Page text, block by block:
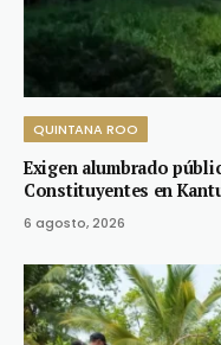
QUINTANA ROO
Exigen alumbrado
Constituyentes en
6 agosto, 2026